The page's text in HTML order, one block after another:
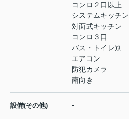
コンロ２口以上
システムキッチン
対面式キッチン
コンロ３口
バス・トイレ別
エアコン
防犯カメラ
南向き
設備(その他) -